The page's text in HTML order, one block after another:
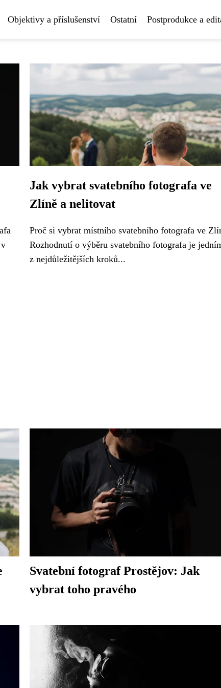
Objektivy a příslušenství Ostatní Postprodukce a
Jak vybrat svatebního fotografa ve
Zlíně a nelitovat
Proč si vybrat místního svatebního fotografa ve
Rozhodnutí o výběru svatebního fotografa je
z nejdůležitějších kroků...
Svatební fotograf Prostějov: Jak
vybrat toho pravého